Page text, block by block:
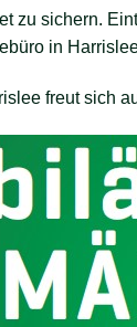
zu sichern.
in
freut sich